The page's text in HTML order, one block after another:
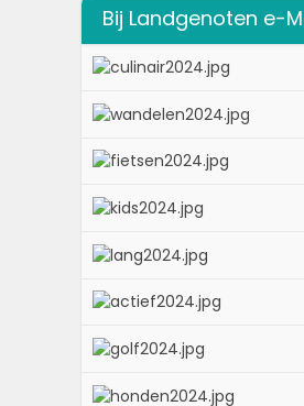
Bij Landgenoten e-